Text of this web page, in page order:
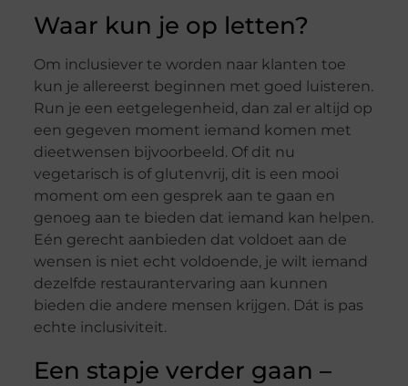
Waar kun je op letten?
Om inclusiever te worden naar klanten toe
kun je allereerst beginnen met goed luisteren.
Run je een eetgelegenheid, dan zal er altijd op
een gegeven moment iemand komen met
dieetwensen bijvoorbeeld. Of dit nu
vegetarisch is of glutenvrij, dit is een mooi
moment om een gesprek aan te gaan en
genoeg aan te bieden dat iemand kan helpen.
Eén gerecht aanbieden dat voldoet aan de
wensen is niet echt voldoende, je wilt iemand
dezelfde restaurantervaring aan kunnen
bieden die andere mensen krijgen. Dát is pas
echte inclusiviteit.
Een stapje verder gaan –